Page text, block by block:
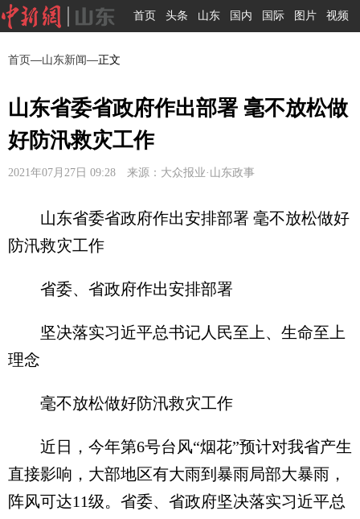
首页 头条 山东 国内 国际 图片 视频
首页—山东新闻—正文
山东省委省政府作出部署 毫不放松做
好防汛救灾工作
2021年07月27日 09:28 来源：大众报业·山东政事
山东省委省政府作出安排部署 毫不放松做好
防汛救灾工作
省委、省政府作出安排部署
坚决落实习近平总书记人民至上、生命至上
理念
毫不放松做好防汛救灾工作
近日，今年第6号台风“烟花”预计对我省产生
直接影响，大部地区有大雨到暴雨局部大暴雨，
阵风可达11级。省委、省政府坚决落实习近平总